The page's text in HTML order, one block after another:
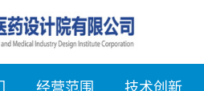
经营范围 技术创新